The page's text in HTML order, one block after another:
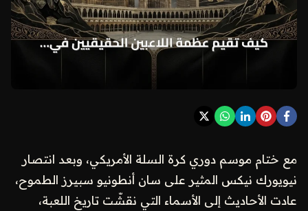
مع ختام موسم دوري كرة السلة الأمريكي، وبعد انتصار
نيويورك نيكس المثير على سان أنطونيو سبيرز الطموح،
عادت الأحاديث إلى الأسماء التي نقشّت تاريخ اللعبة،